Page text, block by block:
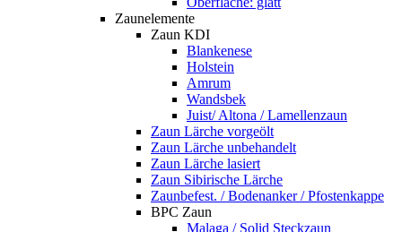
Zaunelemente
Zaun KDI
Blankenese
Holstein
Amrum
Wandsbek
Juist/ Altona / Lamellenzaun
Zaun Lärche vorgeölt
Zaun Lärche unbehandelt
Zaun Lärche lasiert
Zaun Sibirische Lärche
Zaunbefest. / Bodenanker / Pfostenkappe
BPC Zaun
Malaga / Solid Steckzaun